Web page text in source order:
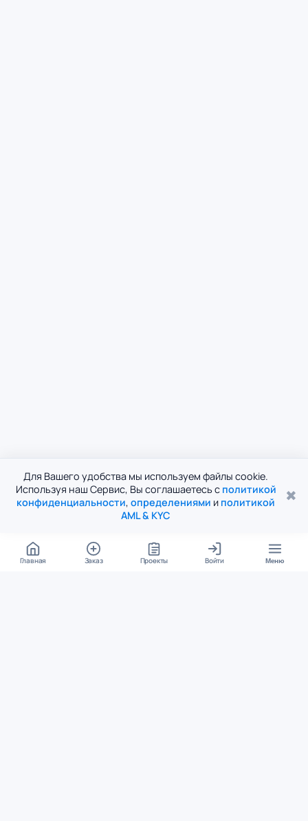
Для Вашего удобства мы используем файлы cookie.
Используя наш Сервис, Вы соглашаетесь с политикой
конфиденциальности, определениями и политикой
AML & KYC
✖
Главная Заказ Проекты Войти Меню